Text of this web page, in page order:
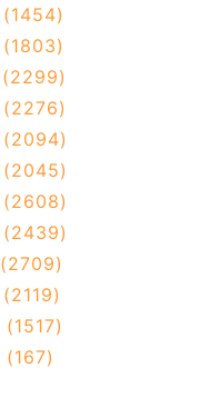
(1454)
(1803)
(2299)
(2276)
(2094)
(2045)
(2608)
(2439)
(2709)
(2119)
(1517)
(167)